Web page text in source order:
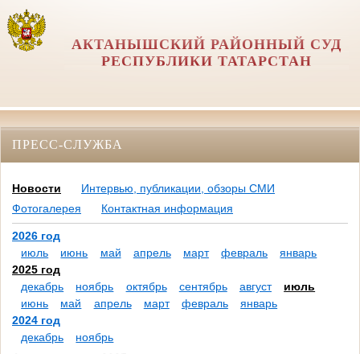
АКТАНЫШСКИЙ РАЙОННЫЙ СУД
РЕСПУБЛИКИ ТАТАРСТАН
ПРЕСС-СЛУЖБА
Новости
Интервью, публикации, обзоры СМИ
Фотогалерея
Контактная информация
2026 год
июль
июнь май апрель март февраль
январь
2025 год
декабрь
ноябрь октябрь сентябрь август
июль
июнь
май апрель март февраль
январь
2024 год
декабрь
ноябрь